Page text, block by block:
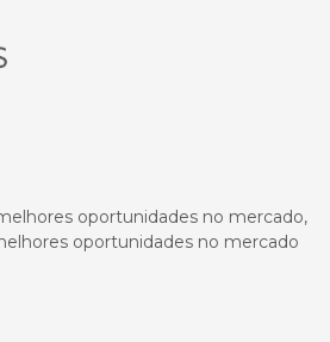
oportunidades no mercado,
oportunidades no mercado